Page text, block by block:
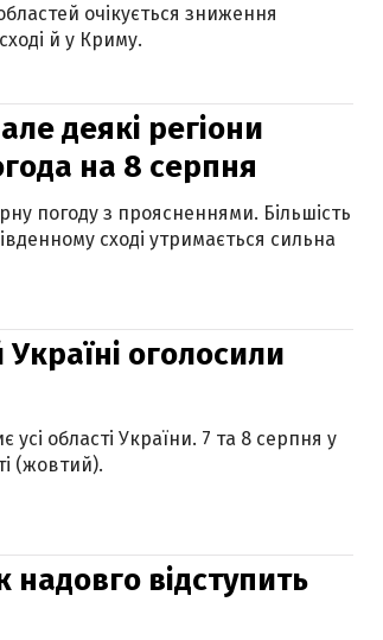
очікується зниження
й у Криму.
деякі регіони
на 8 серпня
погоду з проясненнями. Більшість
сході утримається сильна
оголосили
області України. 7 та 8 серпня у
(жовтий).
надовго відступить